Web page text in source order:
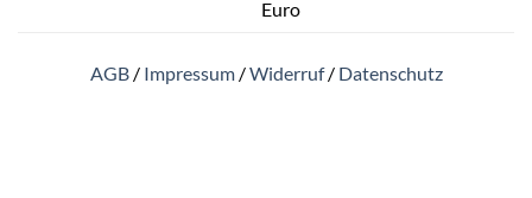
Euro
AGB/ Impressum/Widerruf/ Datenschutz